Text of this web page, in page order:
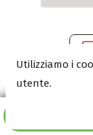
Utilizziamo i
utente.